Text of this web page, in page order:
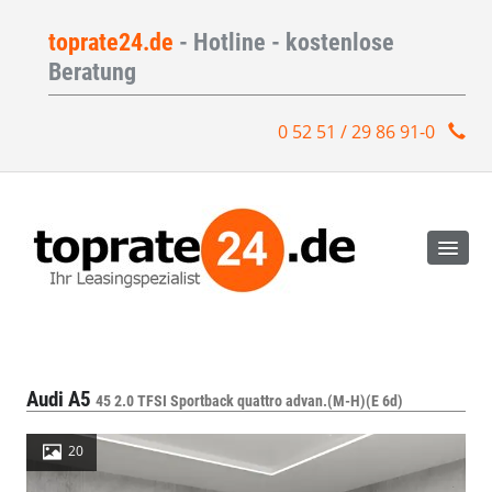
toprate24.de - Hotline - kostenlose
Beratung
0 52 51 / 29 86 91-0
Audi A5 45 2.0 TFSI Sportback quattro advan.(M-H)(E 6d)
20